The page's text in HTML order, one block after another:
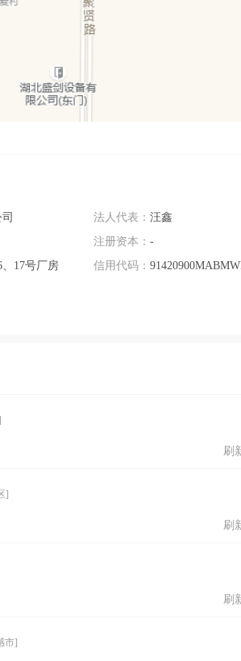
17号厂房
法人代表： 汪鑫
注册资本： -
信用代码：
刷
]
刷
刷
市]